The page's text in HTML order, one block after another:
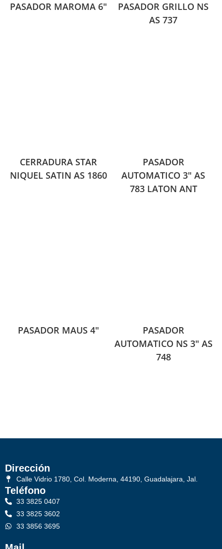
PASADOR MAROMA 6″
PASADOR GRILLO NS
AS 737
CERRADURA STAR
NIQUEL SATIN AS 1860
PASADOR
AUTOMATICO 3″ AS
783 LATON ANT
PASADOR MAUS 4″
PASADOR
AUTOMATICO NS 3″ AS
748
Dirección
Calle Vidrio 1780, Col. Moderna, 44190, Guadalajara, Jal.
Teléfono
33 3825 0407
33 3825 3602
33 3856 3695